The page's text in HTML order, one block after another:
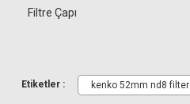
Filtre Çapı
Etiketler : kenko 52mm nd8 filter